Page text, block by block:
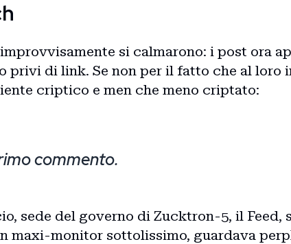
si calmarono: i post ora
privi di link. Se non per il fatto che al loro
criptico e men che meno criptato:
commento.
sede del governo di Zucktron-5, il Feed,
maxi-monitor sottolissimo, guardava